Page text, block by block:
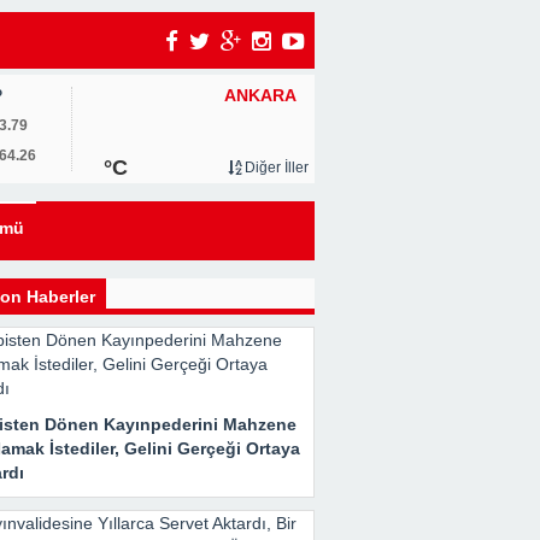
ANKARA
°C Diğer İller
Haberler
Dönen Kayınpederini Mahzene
İstediler, Gelini Gerçeği Ortaya